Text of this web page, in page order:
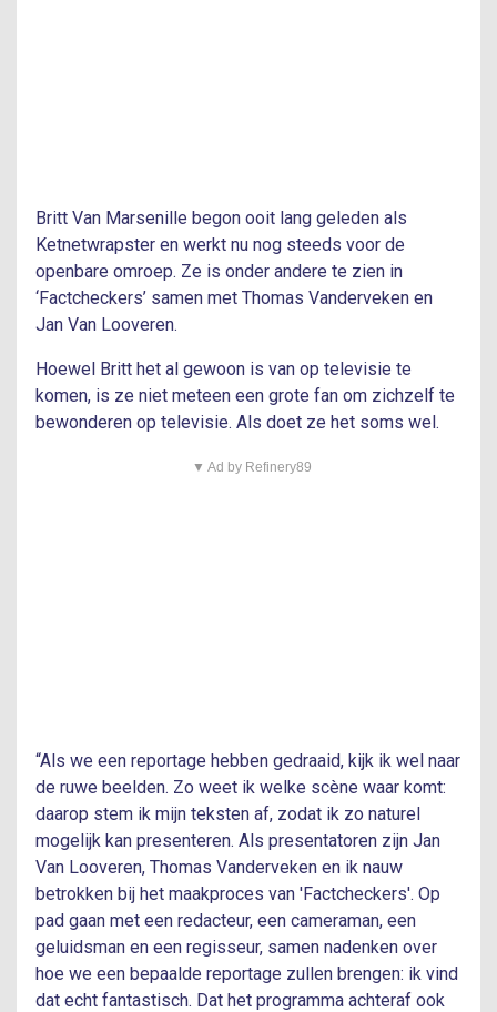
Britt Van Marsenille begon ooit lang geleden als
Ketnetwrapster en werkt nu nog steeds voor de
openbare omroep. Ze is onder andere te zien in
‘Factcheckers’ samen met Thomas Vanderveken en
Jan Van Looveren.
Hoewel Britt het al gewoon is van op televisie te
komen, is ze niet meteen een grote fan om zichzelf te
bewonderen op televisie. Als doet ze het soms wel.
▼ Ad by Refinery89
“Als we een reportage hebben gedraaid, kijk ik wel naar
de ruwe beelden. Zo weet ik welke scène waar komt:
daarop stem ik mijn teksten af, zodat ik zo naturel
mogelijk kan presenteren. Als presentatoren zijn Jan
Van Looveren, Thomas Vanderveken en ik nauw
betrokken bij het maakproces van 'Factcheckers'. Op
pad gaan met een redacteur, een cameraman, een
geluidsman en een regisseur, samen nadenken over
hoe we een bepaalde reportage zullen brengen: ik vind
dat echt fantastisch. Dat het programma achteraf ook